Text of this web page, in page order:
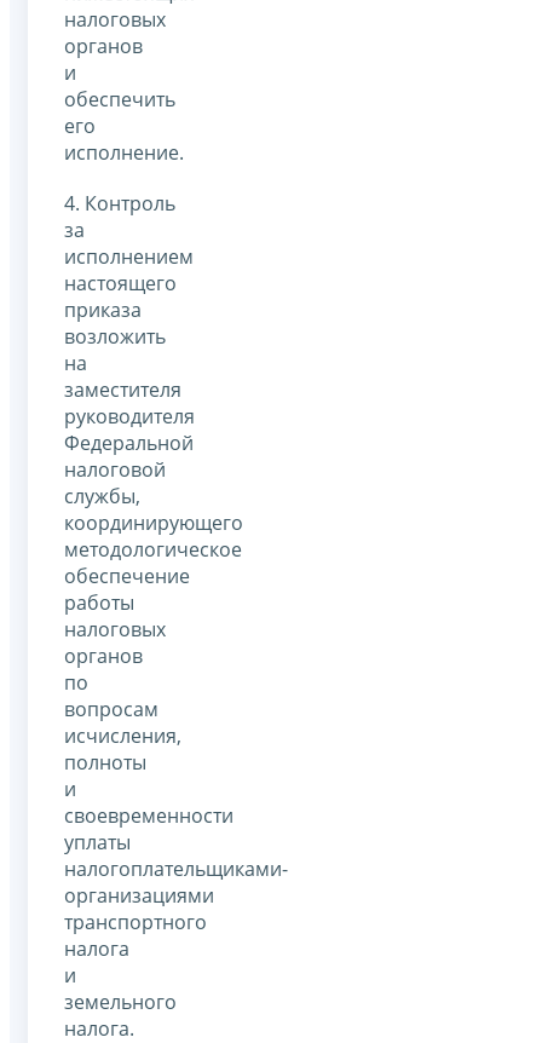
налоговых
органов
и
обеспечить
его
исполнение.
4. Контроль
за
исполнением
настоящего
приказа
возложить
на
заместителя
руководителя
Федеральной
налоговой
службы,
координирующего
методологическое
обеспечение
работы
налоговых
органов
по
вопросам
исчисления,
полноты
и
своевременности
уплаты
налогоплательщиками-
организациями
транспортного
налога
и
земельного
налога.